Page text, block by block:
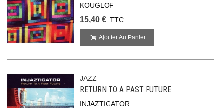
KOUGLOF
15,40 € TTC
Ajouter Au Panier
JAZZ
RETURN TO A PAST FUTURE
INJAZTIGATOR